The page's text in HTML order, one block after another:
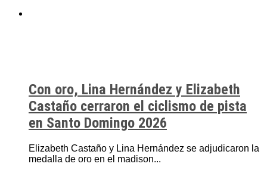
Con oro, Lina Hernández y Elizabeth
Castaño cerraron el ciclismo de pista
en Santo Domingo 2026
Elizabeth Castaño y Lina Hernández se adjudicaron la
medalla de oro en el madison...